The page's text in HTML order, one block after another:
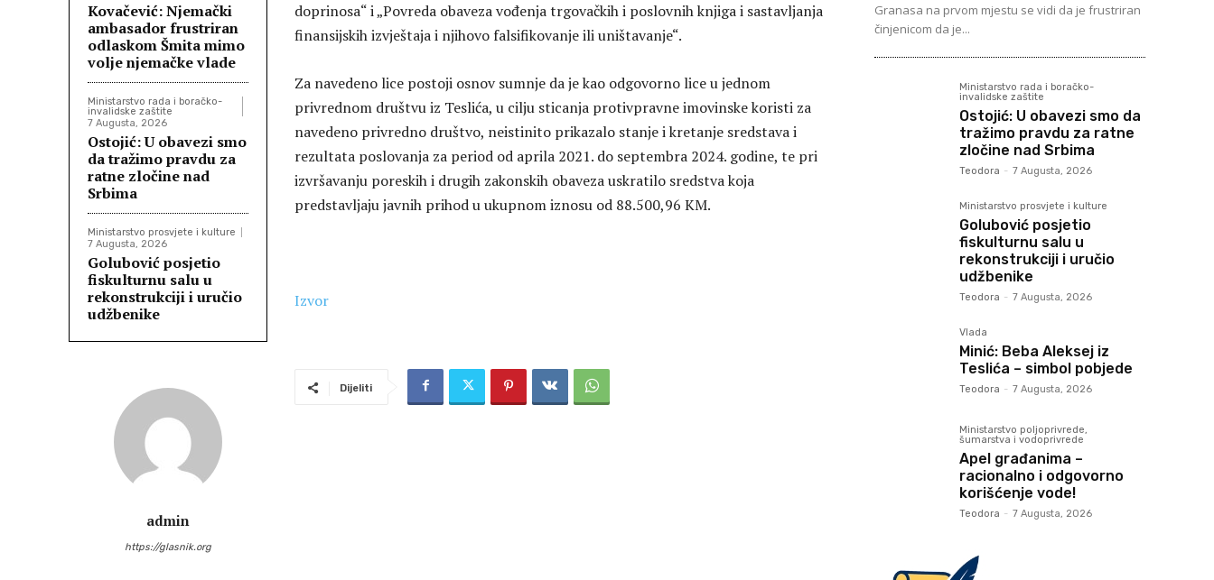
Kovačević: Njemački
ambasador frustriran
odlaskom Šmita mimo
volje njemačke vlade
Ministarstvo rada i boračko-
invalidske zaštite
7 Augusta, 2026
Ostojić: U obavezi smo
da tražimo pravdu za
ratne zločine nad
Srbima
Ministarstvo prosvjete i kulture
7 Augusta, 2026
Golubović posjetio
fiskulturnu salu u
rekonstrukciji i uručio
udžbenike
admin
https://glasnik.org
doprinosa“ i „Povreda obaveza vođenja trgovačkih i poslovnih knjiga i sastavljanja
finansijskih izvještaja i njihovo falsifikovanje ili uništavanje“.
Za navedeno lice postoji osnov sumnje da je kao odgovorno lice u jednom
privrednom društvu iz Teslića, u cilju sticanja protivpravne imovinske koristi za
navedeno privredno društvo, neistinito prikazalo stanje i kretanje sredstava i
rezultata poslovanja za period od aprila 2021. do septembra 2024. godine, te pri
izvršavanju poreskih i drugih zakonskih obaveza uskratilo sredstva koja
predstavljaju javnih prihod u ukupnom iznosu od 88.500,96 KM.
Izvor
Dijeliti
Granasa na prvom mjestu se vidi da je frustriran
činjenicom da je...
Ministarstvo rada i boračko-
invalidske zaštite
Ostojić: U obavezi smo da
tražimo pravdu za ratne
zločine nad Srbima
Teodora - 7 Augusta, 2026
Ministarstvo prosvjete i kulture
Golubović posjetio
fiskulturnu salu u
rekonstrukciji i uručio
udžbenike
Teodora - 7 Augusta, 2026
Vlada
Minić: Beba Aleksej iz
Teslića – simbol pobjede
Teodora - 7 Augusta, 2026
Ministarstvo poljoprivrede,
šumarstva i vodoprivrede
Apel građanima –
racionalno i odgovorno
korišćenje vode!
Teodora - 7 Augusta, 2026